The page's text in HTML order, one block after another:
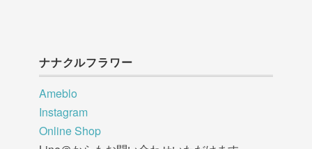
ナナクルフラワー
Ameblo
Instagram
Online Shop